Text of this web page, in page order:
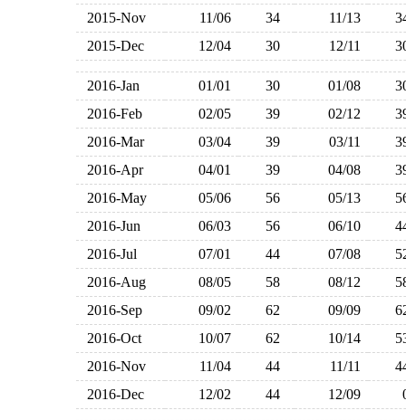
2015-Nov
11/06 34 11/13
2015-Dec
12/04 30 12/11
2016-Jan 01/01 30 01/08
2016-Feb
02/05 39 02/12
2016-Mar
03/04 39 03/11
2016-Apr
04/01 39 04/08
2016-May
05/06 56 05/13
2016-Jun
06/03 56 06/10
2016-Jul
07/01 44 07/08
2016-Aug
08/05 58 08/12
2016-Sep
09/02 62 09/09
2016-Oct
10/07 62 10/14
2016-Nov
11/04 44 11/11
2016-Dec
12/02 44 12/09